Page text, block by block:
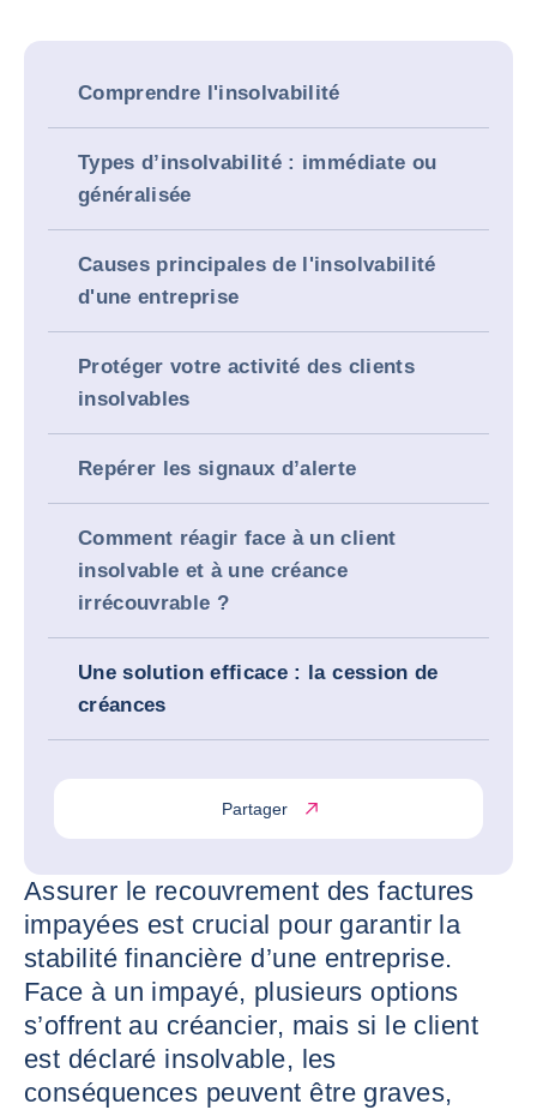
Comprendre l'insolvabilité
Types d’insolvabilité : immédiate ou
généralisée
Causes principales de l'insolvabilité
d'une entreprise
Protéger votre activité des clients
insolvables
Repérer les signaux d’alerte
Comment réagir face à un client
insolvable et à une créance
irrécouvrable ?
Une solution efficace : la cession de
créances
Partager
Assurer le recouvrement des factures
impayées est crucial pour garantir la
stabilité financière d’une entreprise.
Face à un impayé, plusieurs options
s’offrent au créancier, mais si le client
est déclaré insolvable, les
conséquences peuvent être graves,